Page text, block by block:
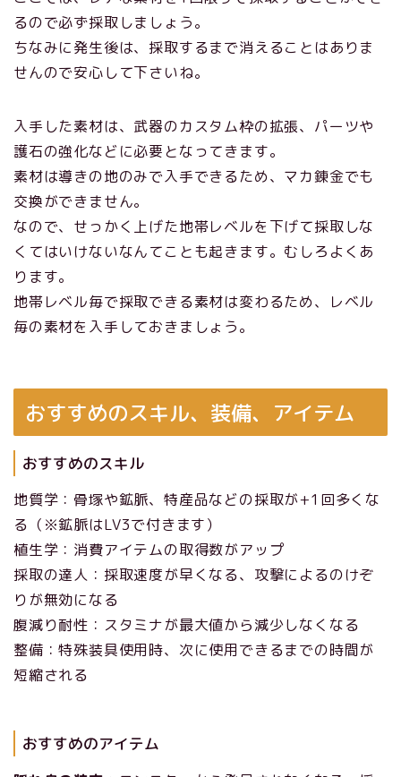
るので必ず採取しましょう。
ちなみに発生後は、採取するまで消えることはありま
せんので安心して下さいね。
入手した素材は、武器のカスタム枠の拡張、パーツや
護石の強化などに必要となってきます。
素材は導きの地のみで入手できるため、マカ錬金でも
交換ができません。
なので、せっかく上げた地帯レベルを下げて採取しな
くてはいけないなんてことも起きます。むしろよくあ
ります。
地帯レベル毎で採取できる素材は変わるため、レベル
毎の素材を入手しておきましょう。
おすすめのスキル、装備、アイテム
おすすめのスキル
地質学：骨塚や鉱脈、特産品などの採取が+1回多くな
る（※鉱脈はLV3で付きます）
植生学：消費アイテムの取得数がアップ
採取の達人：採取速度が早くなる、攻撃によるのけぞ
りが無効になる
腹減り耐性：スタミナが最大値から減少しなくなる
整備：特殊装具使用時、次に使用できるまでの時間が
短縮される
おすすめのアイテム